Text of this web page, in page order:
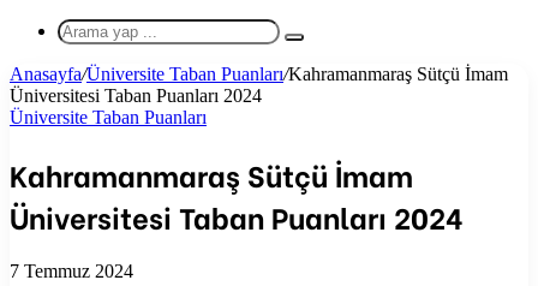
Arama
yap
...
Anasayfa/Üniversite Taban Puanları/Kahramanmaraş Sütçü İmam
Üniversitesi Taban Puanları 2024
Üniversite Taban Puanları
Kahramanmaraş Sütçü İmam
Üniversitesi Taban Puanları 2024
7 Temmuz 2024